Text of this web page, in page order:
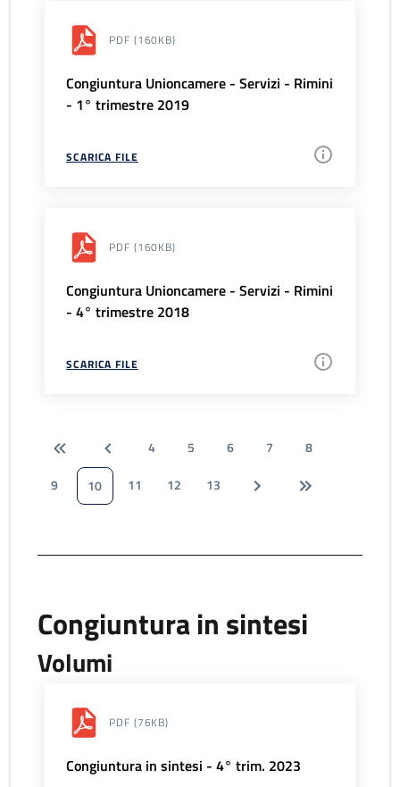
PDF (160KB)
Congiuntura Unioncamere - Servizi - Rimini
- 1° trimestre 2019
SCARICA FILE
PDF (160KB)
Congiuntura Unioncamere - Servizi - Rimini
- 4° trimestre 2018
SCARICA FILE
4 5 6 7
8
9
10 11 12 13
Congiuntura in sintesi
Volumi
PDF (76KB)
Congiuntura in sintesi - 4° trim. 2023